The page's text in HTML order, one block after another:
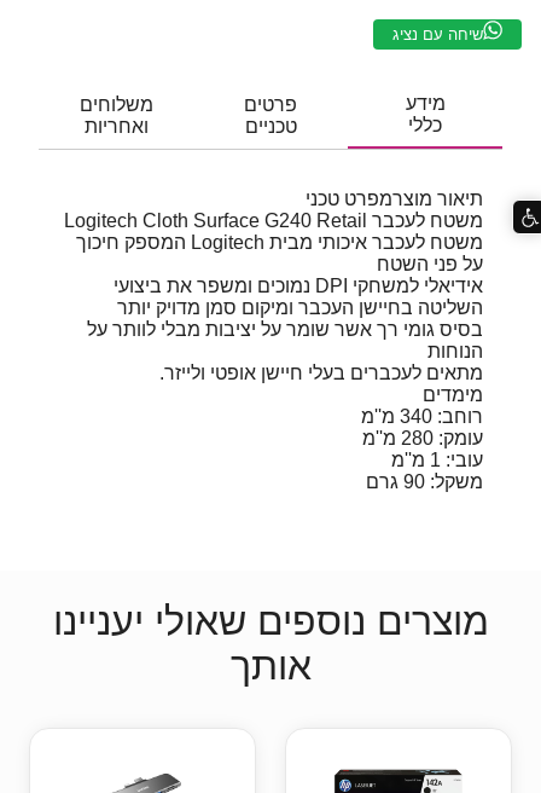
שיחה עם נציג
מידע
כללי
פרטים
טכניים
משלוחים
ואחריות
תיאור מוצרמפרט טכני
משטח לעכבר Logitech Cloth Surface G240 Retail
משטח לעכבר איכותי מבית Logitech המספק חיכוך
על פני השטח
אידיאלי למשחקי DPI נמוכים ומשפר את ביצועי
השליטה בחיישן העכבר ומיקום סמן מדויק יותר
בסיס גומי רך אשר שומר על יציבות מבלי לוותר על
הנוחות
מתאים לעכברים בעלי חיישן אופטי ולייזר.
מימדים
רוחב: 340 מ''מ
עומק: 280 מ''מ
עובי: 1 מ''מ
משקל: 90 גרם
מוצרים נוספים שאולי יעניינו
אותך